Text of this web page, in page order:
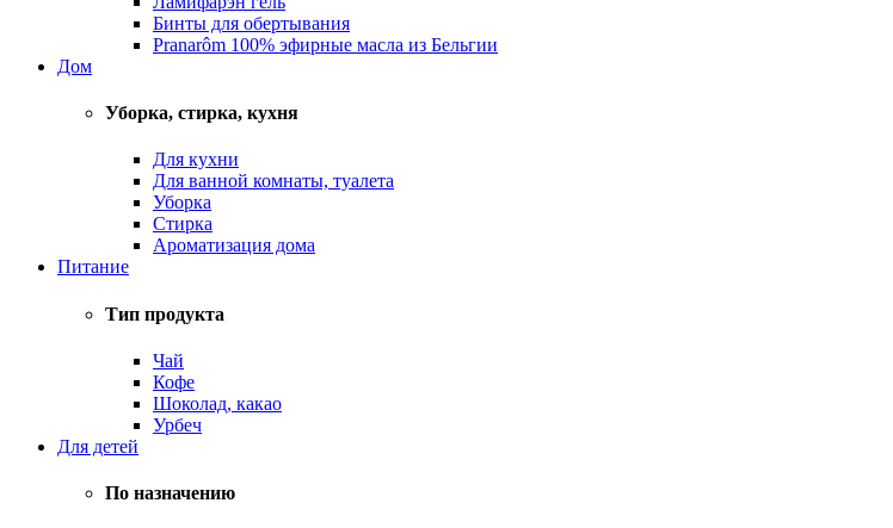
Бинты для обертывания
Pranarôm 100% эфирные масла из Бельгии
Дом
Уборка, стирка, кухня
Для кухни
Для ванной комнаты, туалета
Уборка
Стирка
Ароматизация дома
Питание
Тип продукта
Чай
Кофе
Шоколад, какао
Урбеч
Для детей
По назначению